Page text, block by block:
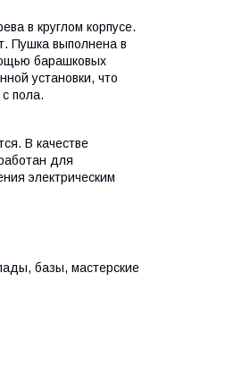
в круглом корпусе.
Пушка выполнена в
барашковых
установки, что
пола.
В качестве
для
электрическим
базы, мастерские